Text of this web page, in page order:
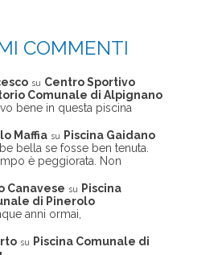
COMMENTI
su Centro Sportivo
Comunale di Alpignano
bene in questa piscina
Maffia su
Piscina Gaidano
bella se fosse ben tenuta.
è peggiorata. Non
insieme a me non ha
le sue scarpe! Peccato
potrebbe essere un'ottima
non magnificamente
Canavese su
Piscina
di Pinerolo
anni ormai,
trascorro cinque-sei ore
magnifica piscina con i miei
su
Piscina Comunale di